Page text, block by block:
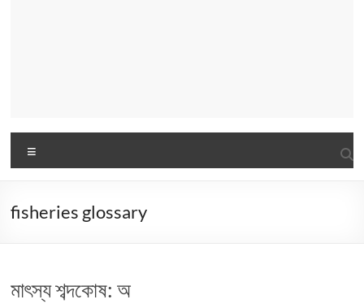
fisheries glossary
মাৎস্য শব্দকোষ: অ